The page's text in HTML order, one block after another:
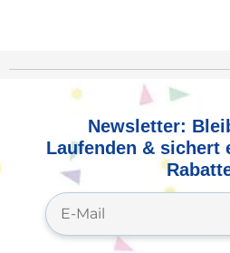
Newsletter:
Laufenden & sichert